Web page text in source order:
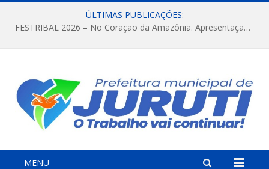
ÚLTIMAS PUBLICAÇÕES:
FESTRIBAL 2026 – No Coração da Amazônia. Apresentação da Munduruku.
MENU